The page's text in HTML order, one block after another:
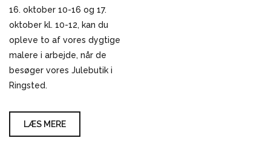
16. oktober 10-16 og 17.
oktober kl. 10-12, kan du
opleve to af vores dygtige
malere i arbejde, når de
besøger vores Julebutik i
Ringsted.
LÆS MERE